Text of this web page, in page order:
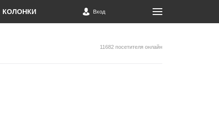
КОЛОНКИ Вход
11682 посетителя онлайн